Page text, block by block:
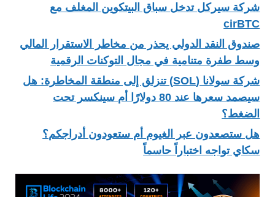
شركة سيركل تدخل سباق البيتكوين المغلف مع
cirBTC
صندوق النقد الدولي يحذر من مخاطر الاستقرار المالي
وسط طفرة متنامية في مجال التوكنات الرقمية
شركة سولانا (SOL) تنزلق إلى منطقة المخاطرة: هل
سيصمد سعرها عند 80 دولارًا أم سينكسر تحت
الضغط؟
هل ستصعدون عبر الغيوم أم ستعودون أدراجكم؟
سكاي تواجه اختباراً حاسماً